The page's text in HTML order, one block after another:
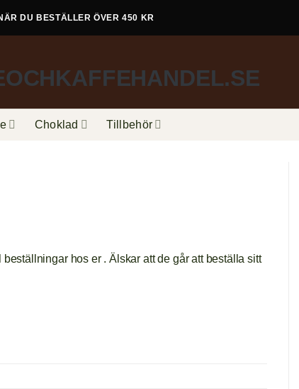
DU BESTÄLLER ÖVER 450 KR
Choklad Tillbehör
hos er . Älskar att de går att beställa sitt